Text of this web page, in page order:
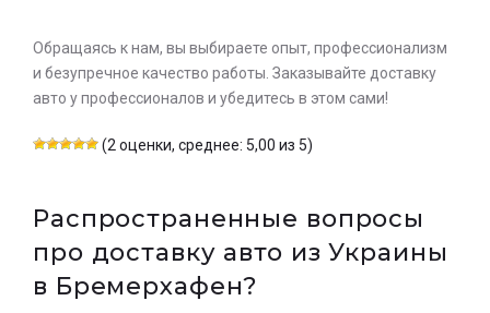
Обращаясь к нам, вы выбираете опыт, профессионализм
и безупречное качество работы. Заказывайте доставку
авто у профессионалов и убедитесь в этом сами!
(2 оценки, среднее: 5,00 из 5)
Распространенные вопросы
про доставку авто из Украины
в Бремерхафен?